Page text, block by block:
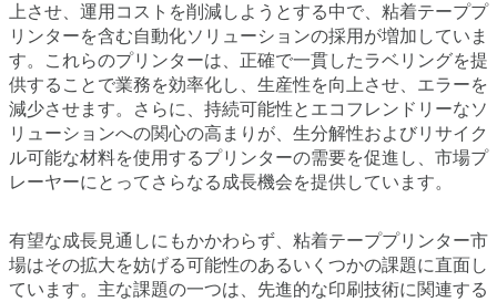
上させ、運用コストを削減しようとする中で、粘着テーププ
リンターを含む自動化ソリューションの採用が増加していま
す。これらのプリンターは、正確で一貫したラベリングを提
供することで業務を効率化し、生産性を向上させ、エラーを
減少させます。さらに、持続可能性とエコフレンドリーなソ
リューションへの関心の高まりが、生分解性およびリサイク
ル可能な材料を使用するプリンターの需要を促進し、市場プ
レーヤーにとってさらなる成長機会を提供しています。
有望な成長見通しにもかかわらず、粘着テーププリンター市
場はその拡大を妨げる可能性のあるいくつかの課題に直面し
ています。主な課題の一つは、先進的な印刷技術に関連する